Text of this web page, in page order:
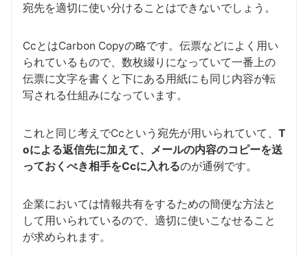
宛先を適切に使い分けることはできないでしょう。
CcとはCarbon Copyの略です。伝票などによく用い
られているもので、数枚綴りになっていて一番上の
伝票に文字を書くと下にある用紙にも同じ内容が転
写される仕組みになっています。
これと同じ考えでCcという宛先が用いられていて、 T
oによる返信先に加えて、メールの内容のコピーを送
っておくべき相手をCcに入れるのが通例です。
企業においては情報共有をするための簡便な方法と
して用いられているので、適切に使いこなせること
が求められます。